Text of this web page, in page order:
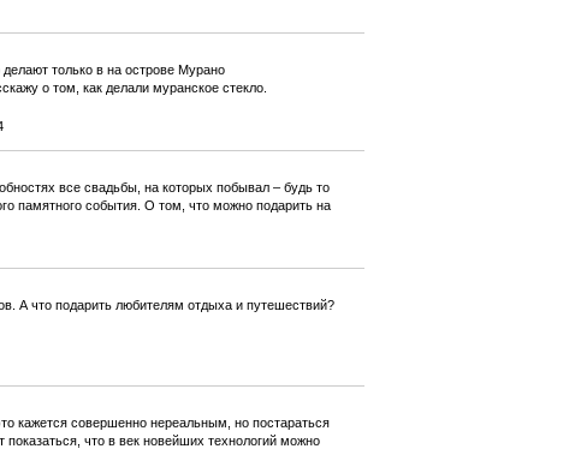
только в на острове Мурано
о том, как делали муранское стекло.
все свадьбы, на которых побывал – будь то
памятного события. О том, что можно подарить на
А что подарить любителям отдыха и путешествий?
кажется совершенно нереальным, но постараться
что в век новейших технологий можно